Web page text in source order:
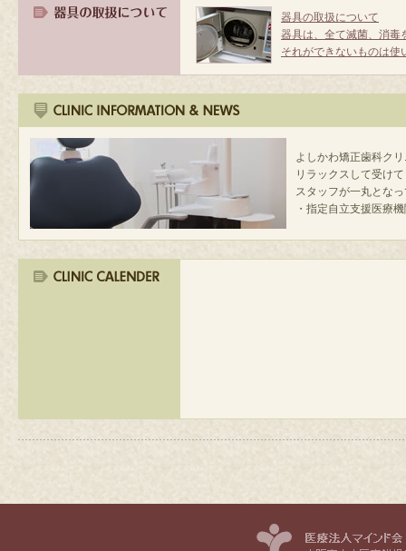
器具の取扱について
器具は、全て滅菌、消毒
それができないものは使
よしかわ矯正歯科ク
リラックスして受け
スタッフが一丸とな
・指定自立支援医療